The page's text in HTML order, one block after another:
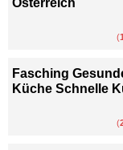
Österreich
(
Fasching
Küche Schnelle
(